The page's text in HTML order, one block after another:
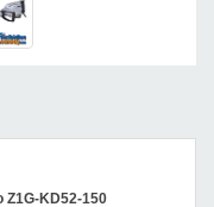
Z1G-KD52-150